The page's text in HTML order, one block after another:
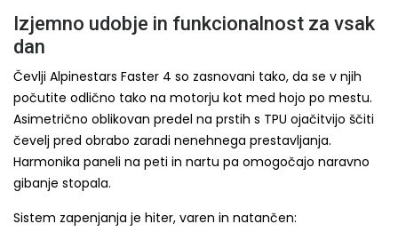
Izjemno udobje in funkcionalnost za vsak
dan
Čevlji Alpinestars Faster 4 so zasnovani tako, da se v njih
počutite odlično tako na motorju kot med hojo po mestu.
Asimetrično oblikovan predel na prstih s TPU ojačitvijo ščiti
čevelj pred obrabo zaradi nenehnega prestavljanja.
Harmonika paneli na peti in nartu pa omogočajo naravno
gibanje stopala.
Sistem zapenjanja je hiter, varen in natančen: